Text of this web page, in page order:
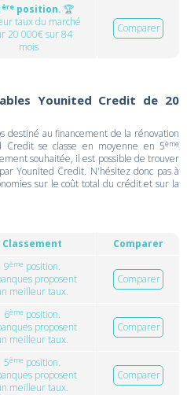
ère position. 🏆
taux du marché
20 000€ sur 84
mois
Comparer
Younited Credit de 20
destiné au financement de la rénovation
Credit se classe en moyenne en 5ème
souhaitée, il est possible de trouver
Younited Credit. N'hésitez donc pas à
sur le coût total du crédit et sur la
Classement Comparer
9ème position.
proposent
meilleur taux.
Comparer
6ème position.
proposent
meilleur taux.
Comparer
5ème position.
proposent
meilleur taux.
Comparer